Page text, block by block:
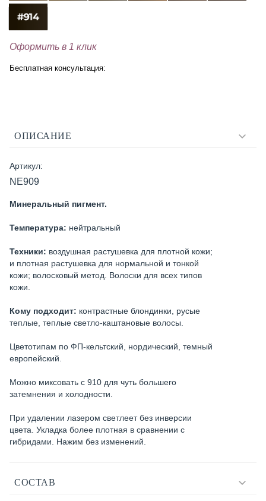
Оформить в 1 клик
Бесплатная консультация:
ОПИСАНИЕ
Артикул:
NE909
Минеральный пигмент.
Температура: нейтральный
Техники: воздушная растушевка для плотной кожи;
и плотная растушевка для нормальной и тонкой
кожи; волосковый метод. Волоски для всех типов
кожи.
Кому подходит: контрастные блондинки, русые
теплые, теплые светло-каштановые волосы.
Цветотипам по ФП-кельтский, нордический, темный
европейский.
Можно миксовать с 910 для чуть большего
затемнения и холодности.
При удалении лазером светлеет без инверсии
цвета. Укладка более плотная в сравнении с
гибридами. Нажим без изменений.
СОСТАВ